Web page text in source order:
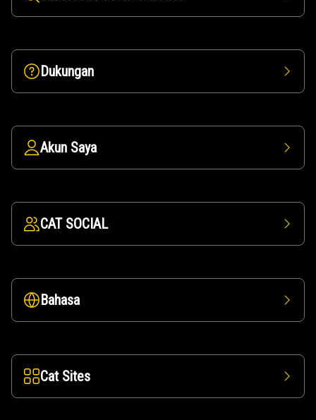
Dukungan
Akun Saya
CAT SOCIAL
Bahasa
Cat Sites